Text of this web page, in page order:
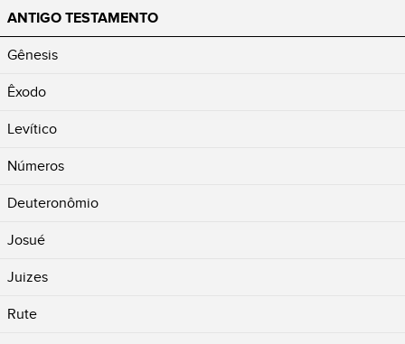
ANTIGO TESTAMENTO
Gênesis
Êxodo
Levítico
Números
Deuteronômio
Josué
Juizes
Rute